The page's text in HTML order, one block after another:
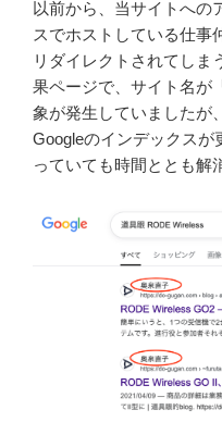
以前から、当サイトへの
スでホストしている仕事
リダイレクトされてしま
果ページで、サイト名が
象が発生していましたが、
Googleのインデックス
っていても時間ととも解